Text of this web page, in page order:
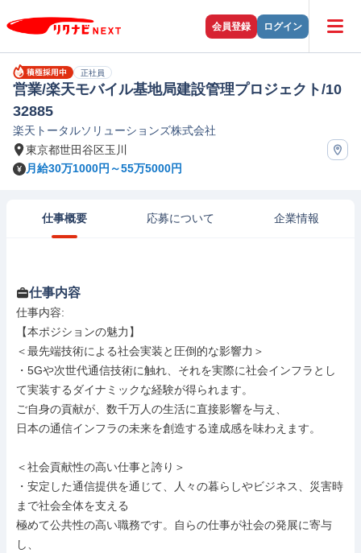
会員登録 ログイン
正社員
営業/楽天モバイル基地局建設管理プロジェクト/10
32885
楽天トータルソリューションズ株式会社
東京都世田谷区玉川
月給30万1000円～55万5000円
仕事概要 応募について 企業情報
仕事内容
仕事内容:
【本ポジションの魅力】
＜最先端技術による社会実装と圧倒的な影響力＞
・5Gや次世代通信技術に触れ、それを実際に社会インフラとし
て実装するダイナミックな経験が得られます。
ご自身の貢献が、数千万人の生活に直接影響を与え、
日本の通信インフラの未来を創造する達成感を味わえます。
＜社会貢献性の高い仕事と誇り＞
・安定した通信提供を通じて、人々の暮らしやビジネス、災害時
まで社会全体を支える
極めて公共性の高い職務です。自らの仕事が社会の発展に寄与
し、